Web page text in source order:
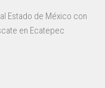
Estado de México con
en Ecatepec